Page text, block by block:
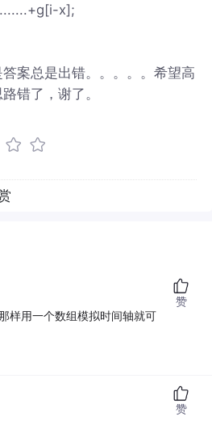
x];
案总是出错。。。。。希望高
错了，谢了。
样用一个数组模拟时间轴就可
赞
赞